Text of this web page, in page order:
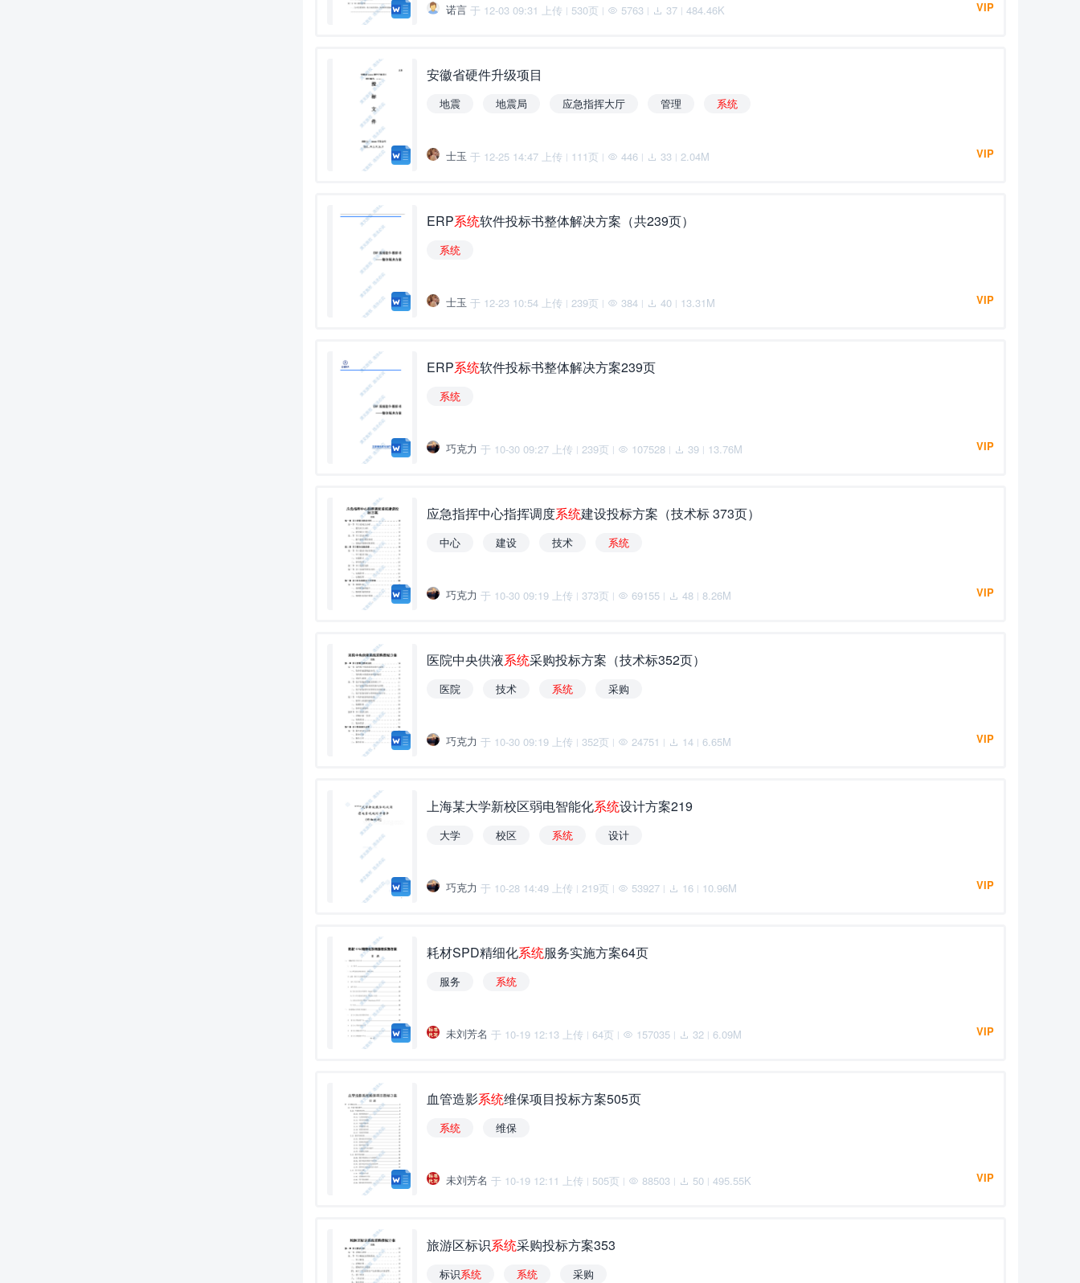
诺言 于 12-03 09:31 上传 | 530页 | 5763 | 37 | 484.46K VIP
安徽省硬件升级项目
地震 地震局 应急指挥大厅 管理 系统
士玉 于 12-25 14:47 上传 | 111页 | 446 | 33 | 2.04M VIP
ERP系统软件投标书整体解决方案（共239页）
系统
士玉 于 12-23 10:54 上传 | 239页 | 384 | 40 | 13.31M VIP
ERP系统软件投标书整体解决方案239页
系统
巧克力 于 10-30 09:27 上传 | 239页 | 107528 | 39 | 13.76M VIP
应急指挥中心指挥调度系统建设投标方案（技术标 373页）
中心 建设 技术 系统
巧克力 于 10-30 09:19 上传 | 373页 | 69155 | 48 | 8.26M VIP
医院中央供液系统采购投标方案（技术标352页）
医院 技术 系统 采购
巧克力 于 10-30 09:19 上传 | 352页 | 24751 | 14 | 6.65M VIP
上海某大学新校区弱电智能化系统设计方案219
大学 校区 系统 设计
巧克力 于 10-28 14:49 上传 | 219页 | 53927 | 16 | 10.96M VIP
耗材SPD精细化系统服务实施方案64页
服务 系统
未刘芳名 于 10-19 12:13 上传 | 64页 | 157035 | 32 | 6.09M VIP
血管造影系统维保项目投标方案505页
系统 维保
未刘芳名 于 10-19 12:11 上传 | 505页 | 88503 | 50 | 495.55K VIP
旅游区标识系统采购投标方案353
标识系统 系统 采购